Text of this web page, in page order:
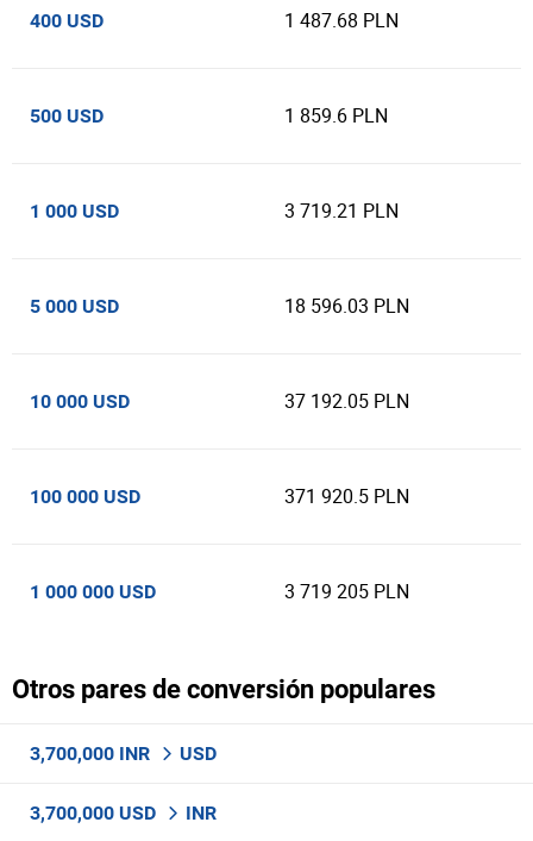
400 USD 1 487.68 PLN
500 USD 1 859.6 PLN
1 000 USD 3 719.21 PLN
5 000 USD 18 596.03 PLN
10 000 USD 37 192.05 PLN
100 000 USD 371 920.5 PLN
1 000 000 USD 3 719 205 PLN
Otros pares de conversión populares
3,700,000 INR USD
3,700,000 USD INR